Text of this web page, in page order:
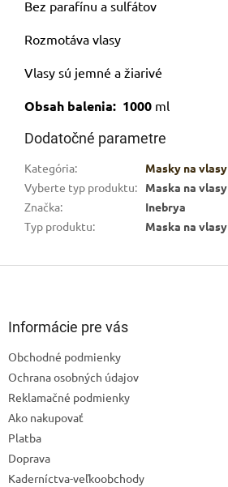
Bez parafínu a sulfátov
Rozmotáva vlasy
Vlasy sú jemné a žiarivé
Obsah balenia: 1000 ml
Dodatočné parametre
Kategória:
Masky na vlasy
Vyberte typ produktu:
Maska na vlasy
Značka:
Inebrya
Typ produktu: Maska na vlasy
Informácie pre vás
Obchodné podmienky
Ochrana osobných údajov
Reklamačné podmienky
Ako nakupovať
Platba
Doprava
Kaderníctva-veľkoobchody